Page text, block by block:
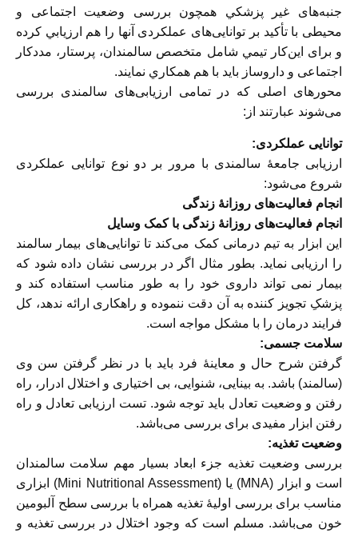
جنبه‌های غیر پزشكي همچون بررسی وضعیت اجتماعی و
محیطی با تأکید بر توانايی‌های عملکردی آنها را هم ارزيابي كرده
و برای این‌کار تيمي شامل متخصص سالمندان، پرستار، مددکار
اجتماعی و داروساز بايد با هم همكاري نمايند.
محورهای اصلی که در تمامی ارزیابی‌های سالمندی بررسی
می‌شوند عبارتند از:
توانایی عملکردی:
ارزیابی جامعهٔ سالمندی با مرور بر دو نوع توانایی عملکردی
شروع می‌شود:
انجام فعالیت‌های روزانهٔ زندگی
انجام فعالیت‌های روزانهٔ زندگی با کمک وسایل
این ابزار به تیم درمانی کمک می‌کند تا توانایی‌های بیمار سالمند
را ارزیابی نماید. بطور مثال اگر در بررسی نشان داده شود که
بیمار نمی تواند داروی خود را به طور مناسب استفاده کند و
پزشکِ تجویز کننده به آن دقت ننموده و راهکاری ارائه ندهد، كل
فرايند درمان را با مشكل مواجه است.
سلامت جسمی:
گرفتن شرح حال و معاینهٔ فرد باید با در نظر گرفتن سن وی
(سالمند) باشد. به بینایی، شنوایی، بی اختیاری و اختلال ادرار، راه
رفتن و وضعیت تعادل باید توجه شود. تست ارزیابی تعادل و راه
رفتن ابزار مفیدی برای بررسی می‌باشد.
وضعیت تغذیه:
بررسی وضعیت تغذیه جزء ابعاد بسیار مهم سلامت سالمندان
است و ابزار (MNA) یا (Mini Nutritional Assessment) ابزاری
مناسب برای بررسی اولیهٔ تغذیه همراه با بررسی سطح آلبومین
خون می‌باشد. مسلم است که وجود اختلال در بررسی تغذیه و